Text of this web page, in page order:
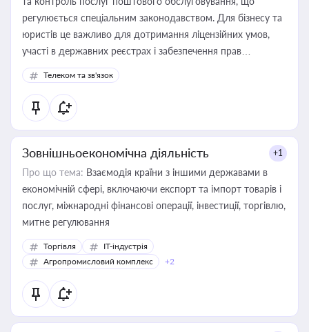
регулюється спеціальним законодавством. Для бізнесу та
юристів це важливо для дотримання ліцензійних умов,
участі в державних реєстрах і забезпечення прав
споживачів.
Телеком та зв'язок
Зовнішньоекономічна діяльність +1
Про що тема: Взаємодія країни з іншими державами в
економічній сфері, включаючи експорт та імпорт товарів і
послуг, міжнародні фінансові операції, інвестиції, торгівлю,
митне регулювання
Торгівля
IT-індустрія
Агропромисловий комплекс
+2